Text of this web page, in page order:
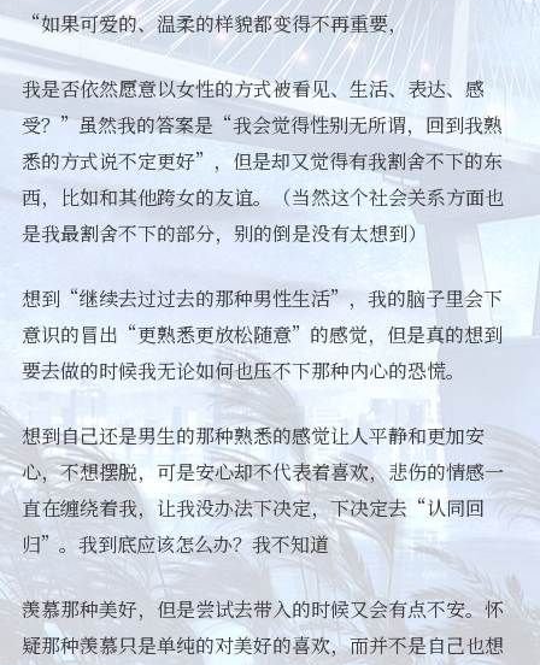
“如果可爱的、温柔的样貌都变得不再重要，
我是否依然愿意以女性的方式被看见、生活、表达、感
受？”虽然我的答案是“我会觉得性别无所谓，回到我熟
悉的方式说不定更好”，但是却又觉得有我割舍不下的东
西，比如和其他跨女的友谊。（当然这个社会关系方面也
是我最割舍不下的部分，别的倒是没有太想到）
想到“继续去过过去的那种男性生活”，我的脑子里会下
意识的冒出“更熟悉更放松随意”的感觉，但是真的想到
要去做的时候我无论如何也压不下那种内心的恐慌。
想到自己还是男生的那种熟悉的感觉让人平静和更加安
心，不想摆脱，可是安心却不代表着喜欢，悲伤的情感一
直在缠绕着我，让我没办法下决定，下决定去“认同回
归”。我到底应该怎么办？我不知道
羡慕那种美好，但是尝试去带入的时候又会有点不安。怀
疑那种羡慕只是单纯的对美好的喜欢，而并不是自己也想